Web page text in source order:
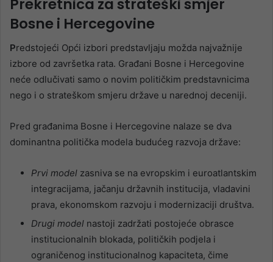
Prekretnica za strateški smjer
Bosne i Hercegovine
Predstojeći Opći izbori predstavljaju možda najvažnije
izbore od završetka rata. Građani Bosne i Hercegovine
neće odlučivati samo o novim političkim predstavnicima
nego i o strateškom smjeru države u narednoj deceniji.
Pred građanima Bosne i Hercegovine nalaze se dva
dominantna politička modela budućeg razvoja države:
Prvi model zasniva se na evropskim i euroatlantskim
integracijama, jačanju državnih institucija, vladavini
prava, ekonomskom razvoju i modernizaciji društva.
Drugi model nastoji zadržati postojeće obrasce
institucionalnih blokada, političkih podjela i
ograničenog institucionalnog kapaciteta, čime